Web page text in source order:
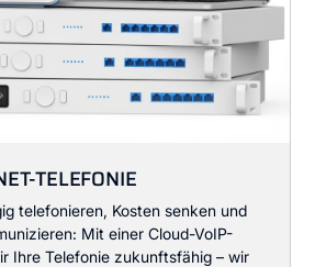
TELEFONIE
telefonieren, Kosten senken und
Mit einer Cloud-VoIP-
Ihre Telefonie zukunftsfähig – wir